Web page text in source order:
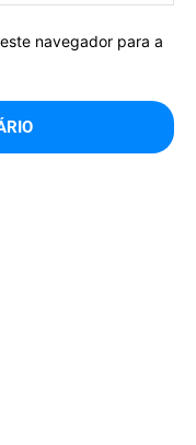
navegador para a